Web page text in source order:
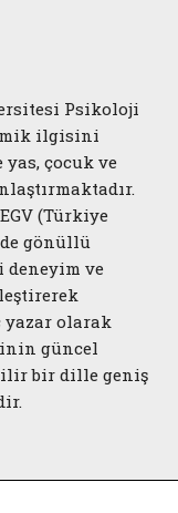
Psikoloji
ilgisini
çocuk ve
(Türkiye
gönüllü
deneyim ve
yazar olarak
güncel
bir dille geniş